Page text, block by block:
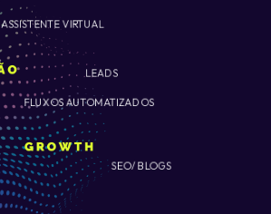
SEO/ BLOGS
FLUXOS AUTOMATIZADOS
ASSISTENTE VIRTUAL
LEADS